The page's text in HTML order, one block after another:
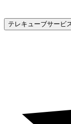
テレキューブサービ